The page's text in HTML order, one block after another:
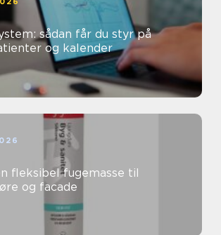
sådan får du styr på
og kalender
og facade